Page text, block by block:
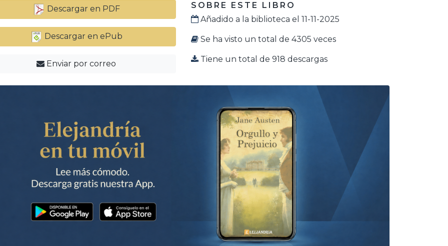
Descargar en PDF
Descargar en ePub
Enviar por correo
SOBRE ESTE LIBRO
Añadido a la biblioteca el 11-11-2025
Se ha visto un total de 4305 veces
Tiene un total de 918 descargas